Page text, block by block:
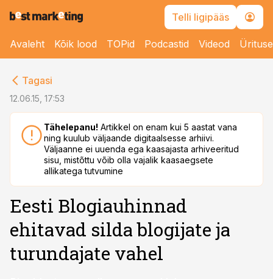
Telli ligipääs
Avaleht Kõik lood TOPid Podcastid Videod
Tagasi
12.06.15, 17:53
Tähelepanu! Artikkel on enam kui 5 aastat vana
ning kuulub väljaande digitaalsesse arhiivi.
Väljaanne ei uuenda ega kaasajasta arhiveeritud
sisu, mistõttu võib olla vajalik kaasaegsete
allikatega tutvumine
Eesti Blogiauhinnad
ehitavad silda blogijate ja
turundajate vahel